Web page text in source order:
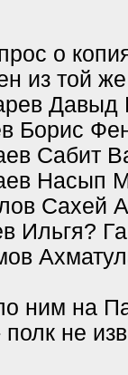
о
из той
Давыд
Борис
Сабит
Насып
Сахей
Ильгя?
ним на
не